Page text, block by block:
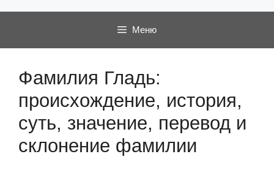
Меню
Фамилия Гладь:
происхождение, история,
суть, значение, перевод и
склонение фамилии